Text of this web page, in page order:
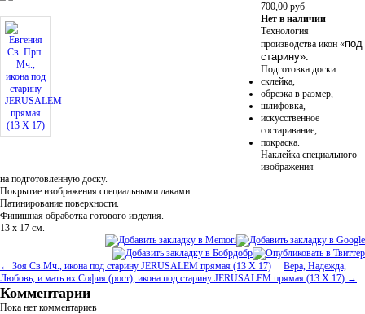
700,00 руб
Нет в наличии
Технология
производства икон «под
старину».
Подготовка доски :
склейка,
обрезка в размер,
шлифовка,
искусственное
состаривание,
покраска.
Наклейка специального
изображения
на подготовленную доску.
Покрытие изображения специальными лаками.
Патинирование поверхности.
Финишная обработка готового изделия.
13 х 17 см.
← Зоя Св.Мч., икона под старину JERUSALEM прямая (13 Х 17)
Вера, Надежда,
Любовь, и мать их София (рост), икона под старину JERUSALEM прямая (13 Х 17) →
Комментарии
Пока нет комментариев